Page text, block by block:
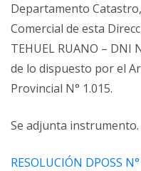
Departamento
Comercial de esta
TEHUEL RUANO – DNI
de lo dispuesto por el
Provincial N° 1.015.
Se adjunta instrumento.
RESOLUCIÓN DPOSS